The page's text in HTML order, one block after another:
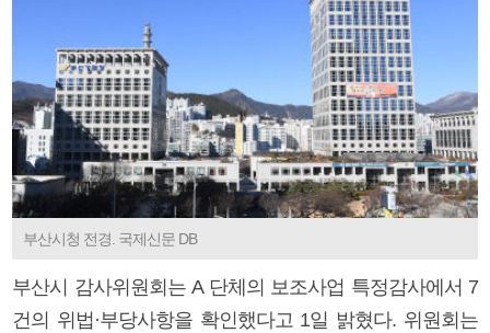
부산시청 전경. 국제신문 DB
부산시 감사위원회는 A 단체의 보조사업 특정감사에서 7
건의 위법·부당사항을 확인했다고 1일 밝혔다. 위원회는